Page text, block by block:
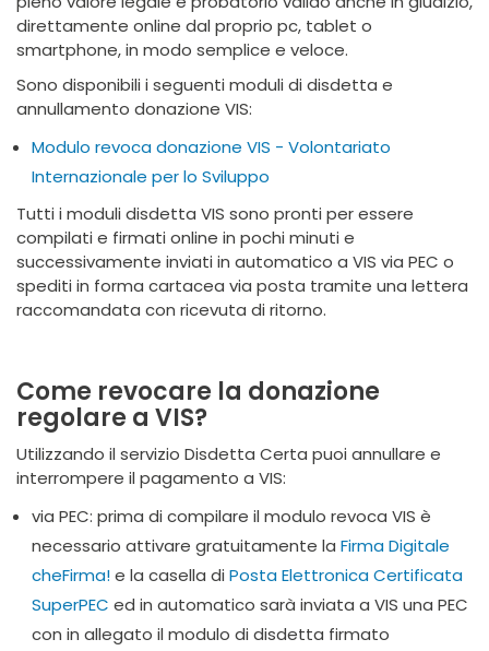
direttamente online dal proprio pc, tablet o
smartphone, in modo semplice e veloce.
Sono disponibili i seguenti moduli di disdetta e
annullamento donazione VIS:
Modulo revoca donazione VIS - Volontariato
Internazionale per lo Sviluppo
Tutti i moduli disdetta VIS sono pronti per essere
compilati e firmati online in pochi minuti e
successivamente inviati in automatico a VIS via PEC o
spediti in forma cartacea via posta tramite una lettera
raccomandata con ricevuta di ritorno.
Come revocare la donazione
regolare a VIS?
Utilizzando il servizio Disdetta Certa puoi annullare e
interrompere il pagamento a VIS:
via PEC: prima di compilare il modulo revoca VIS è
necessario attivare gratuitamente la Firma Digitale
cheFirma!e la casella di Posta Elettronica Certificata
SuperPEC ed in automatico sarà inviata a VIS una PEC
con in allegato il modulo di disdetta firmato